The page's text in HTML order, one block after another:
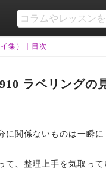
集）｜目次
ラベリングの
に関係ないものは一瞬
て、整理上手を気取って